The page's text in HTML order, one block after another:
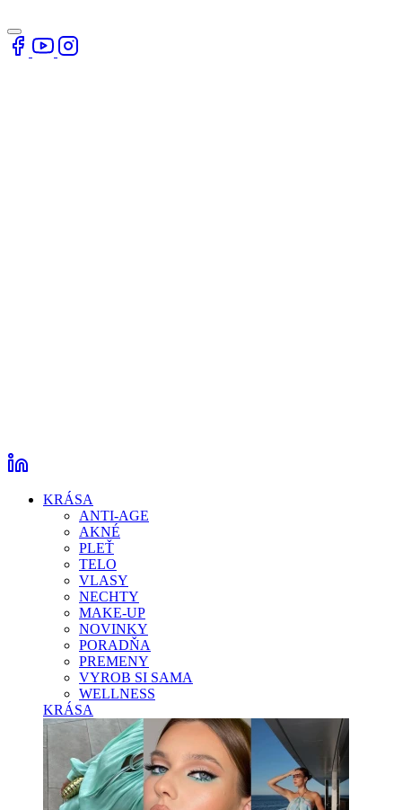
KRÁSA
ANTI-AGE
AKNÉ
PLEŤ
TELO
VLASY
NECHTY
MAKE-UP
NOVINKY
PORADŇA
PREMENY
VYROB SI SAMA
WELLNESS
KRÁSA